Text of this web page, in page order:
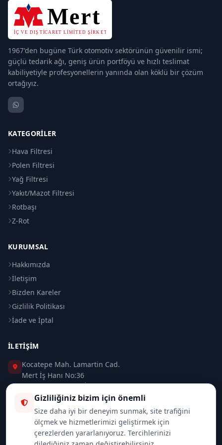
1967'den bugüne Türk otomotiv sektörünün güvenilir ismi;
güçlü tedarik ağı, geniş ürün portföyü ve hızlı teslimat
kabiliyetiyle profesyonellerin yanında olan köklü bir çözüm
ortağıyız.
KATEGORILER
Hava Filtresi
Polen Filtresi
Yağ Filtresi
Yakıt/Mazot Filtresi
Rotbaşı
Z-Rot
KURUMSAL
Hakkımızda
İletişim
Bizden Kareler
Gizlilik Politikası
İade ve İptal
İLETIŞIM
Kocatepe Mah. Lamartin Cad.
Mert İş Hanı No:36
Taksim / Beyoğlu / İSTANBUL
0 (212) 235 37 83
0 (532) 418 08 46
Gizliliğiniz bizim için önemli
Size daha iyi bir deneyim sunmak, site trafiğini
ölçmek ve hizmetlerimizi geliştirmek için
çerezlerden yararlanıyoruz. Tercihlerinizi